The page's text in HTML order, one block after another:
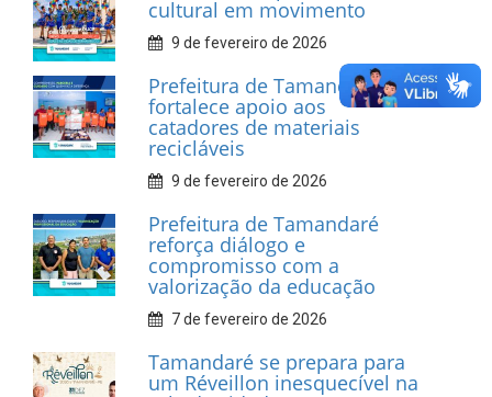
INFORMATIVOS
Prefeitura de Tamandaré
realiza entrega de placas à
Associação dos Taxistas Rota
Car Service
10 de fevereiro de 2026
Dia do Frevo: patrimônio
cultural em movimento